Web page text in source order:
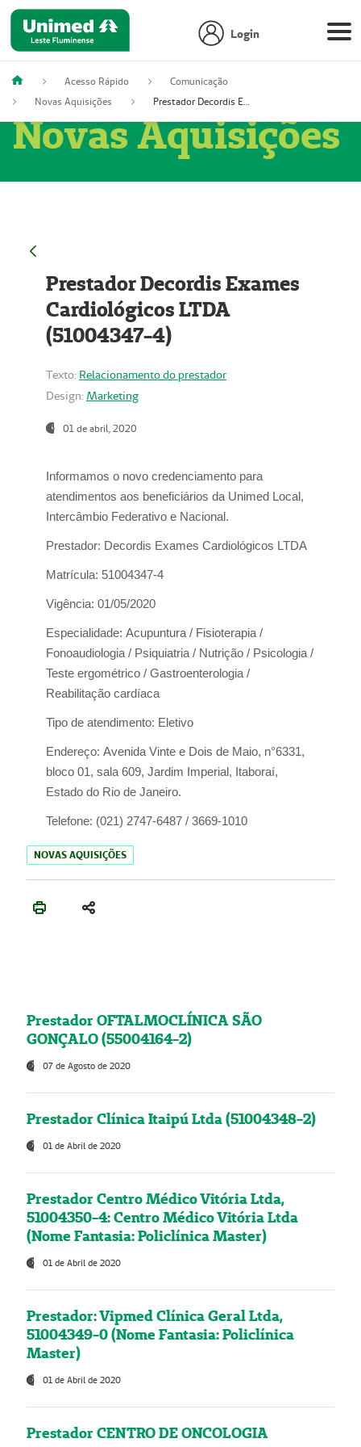
Login
Acesso Rápido
Comunicação
Novas Aquisições
Prestador Decordis Exames Cardiológicos LTDA (51004347-4)
Novas Aquisições
Prestador Decordis Exames
Cardiológicos LTDA
(51004347-4)
Texto: Relacionamento do prestador
Design: Marketing
01 de abril, 2020
Informamos o novo credenciamento para
atendimentos aos beneficiários da Unimed Local,
Intercâmbio Federativo e Nacional.
Prestador: Decordis Exames Cardiológicos LTDA
Matrícula: 51004347-4
Vigência: 01/05/2020
Especialidade: Acupuntura / Fisioterapia /
Fonoaudiologia / Psiquiatria / Nutrição / Psicologia /
Teste ergométrico / Gastroenterologia /
Reabilitação cardíaca
Tipo de atendimento: Eletivo
Endereço: Avenida Vinte e Dois de Maio, n°6331,
bloco 01, sala 609, Jardim Imperial, Itaboraí,
Estado do Rio de Janeiro.
Telefone: (021) 2747-6487 / 3669-1010
NOVAS AQUISIÇÕES
Prestador OFTALMOCLÍNICA SÃO
GONÇALO (55004164-2)
07 de Agosto de 2020
Prestador Clínica Itaipú Ltda (51004348-2)
01 de Abril de 2020
Prestador Centro Médico Vitória Ltda,
51004350-4: Centro Médico Vitória Ltda
(Nome Fantasia: Policlínica Master)
01 de Abril de 2020
Prestador: Vipmed Clínica Geral Ltda,
51004349-0 (Nome Fantasia: Policlínica
Master)
01 de Abril de 2020
Prestador CENTRO DE ONCOLOGIA